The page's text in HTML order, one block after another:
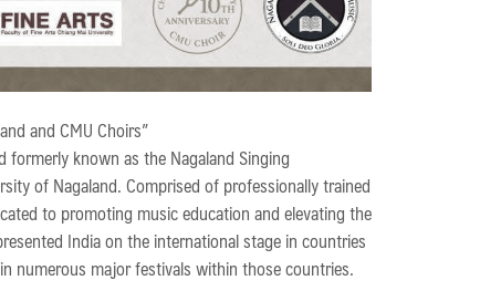
and CMU Choirs”
formerly known as the Nagaland Singing
of Nagaland. Comprised of professionally trained
to promoting music education and elevating the
India on the international stage in countries
numerous major festivals within those countries.